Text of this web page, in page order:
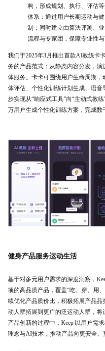
构，形成规划、执行、评估
体系；通过用户长期运动与
制；同时建立由算法评测、
流程与专家团，保障专业性与
我们于2025年3月推出首款AI教练卡
务的产品范式：从静态内容分发，
体服务。卡卡可围绕用户生命周期
体评估、个性化训练计划生成、语
步实现从“响应式工具”向“主动式教
万用户生成个性化训练方案，完成数
健身产品服务运动生活
基于对多元用户需求的深度洞察，
项的高品质产品，覆盖“吃、穿、用
续优化产品质价比，积极拓展产品
动人群拓展到更广的泛运动人群，
产品创新的过程中，Keep 以用户需
理念与AI技术，推动产品向更安全、